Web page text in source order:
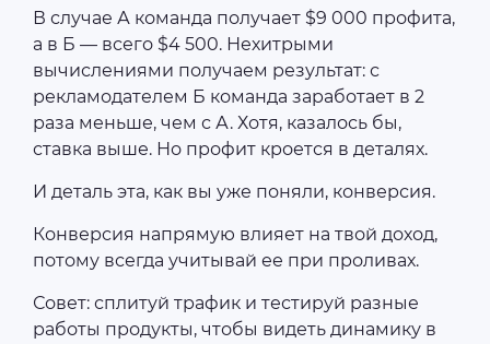
В случае А команда получает $9 000 профита,
а в Б — всего $4 500. Нехитрыми
вычислениями получаем результат: с
рекламодателем Б команда заработает в 2
раза меньше, чем с А. Хотя, казалось бы,
ставка выше. Но профит кроется в деталях.
И деталь эта, как вы уже поняли, конверсия.
Конверсия напрямую влияет на твой доход,
потому всегда учитывай ее при проливах.
Совет: сплитуй трафик и тестируй разные
работы продукты, чтобы видеть динамику в